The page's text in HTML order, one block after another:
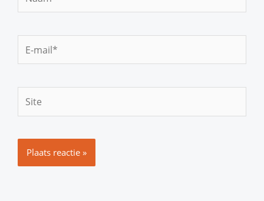
mail*
Site